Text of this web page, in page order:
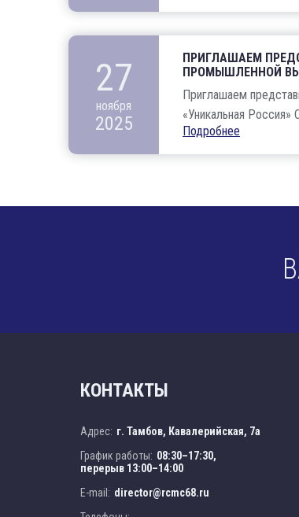
27
ноября
2025
ПРИГЛАШАЕМ
ПРОМЫШЛЕННОЙ
Приглашаем
«Уникальная Россия»
Подробнее
КОНТАКТЫ
Адрес: г. Тамбов, Кавалерийская, 7а
График работы: 08:30–17:30,
перерыв 13:00–14:00
E-mail: director@rcmc68.ru